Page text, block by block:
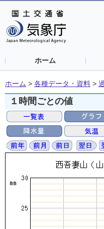
ホーム
ホーム > 各種データ・資料 >
１時間ごとの値